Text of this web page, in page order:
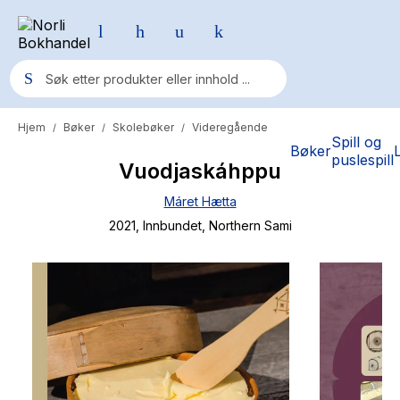
BøkerSpill og
puslespill
Populære søk
Fury Bound - Sable Sorensen
Elizabeth Strout
Hitster
Hypopressiv trening
Hjem / Bøker / Skolebøker / Videregående
Vuodjaskáhppu
Máret Hætta
2021 , Innbundet, Northern Sami